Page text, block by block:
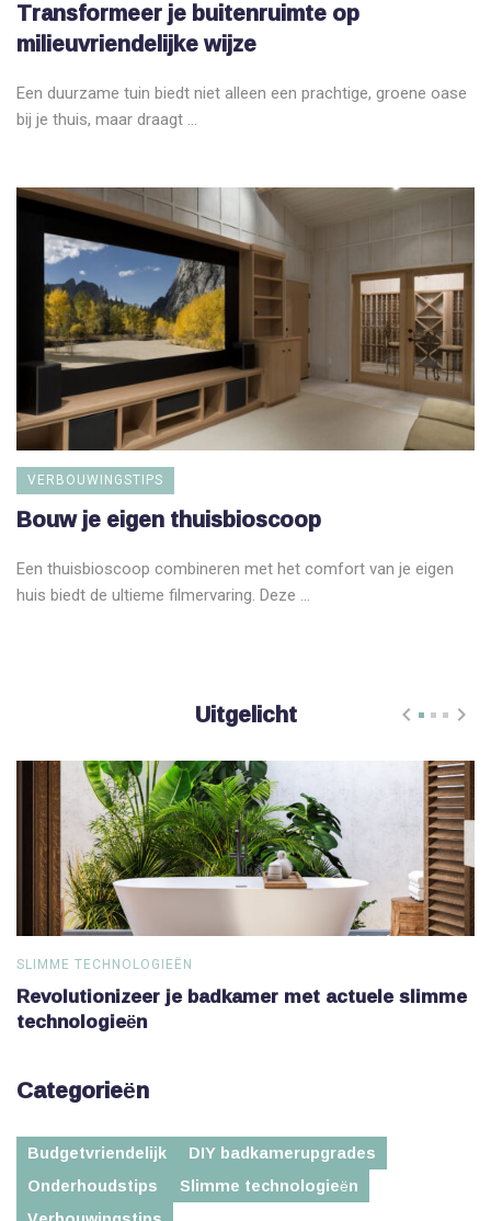
Transformeer je buitenruimte op
milieuvriendelijke wijze
Een duurzame tuin biedt niet alleen een prachtige, groene oase
bij je thuis, maar draagt ...
VERBOUWINGSTIPS
Bouw je eigen thuisbioscoop
Een thuisbioscoop combineren met het comfort van je eigen
huis biedt de ultieme filmervaring. Deze ...
Uitgelicht
SLIMME TECHNOLOGIEËN
Revolutionizeer je badkamer met actuele slimme
technologieën
Categorieën
Budgetvriendelijk
DIY badkamerupgrades
Onderhoudstips
Slimme technologieën